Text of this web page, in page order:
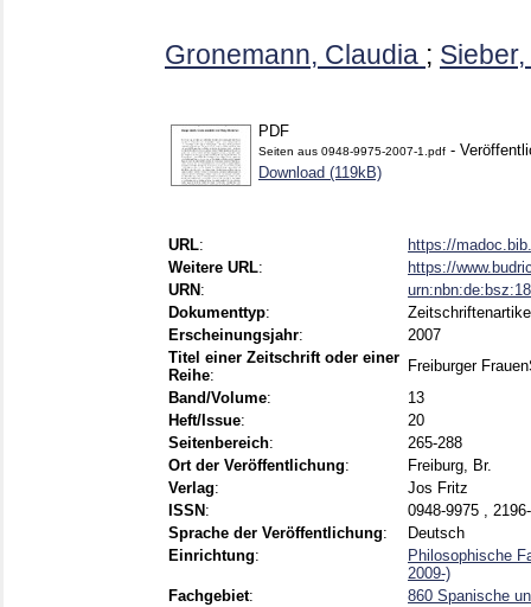
Gronemann, Claudia ;
PDF
Seiten aus 0948-9975-2007-1.pdf -
Download (119kB)
URL:
https://
Weitere URL:
https://
URN :
Dokumenttyp:
Erscheinungsjahr:
2007
Titel einer Zeitschrift oder einer
Reihe:
Freiburger
Band/Volume:
13
Heft/Issue:
20
Seitenbereich:
265-288
Ort der Veröffentlichung:
Freiburg, Br.
Verlag:
Jos Fritz
ISSN :
0948-9975 ,
Sprache der Veröffentlichung:
Deutsch
Einrichtung:
Philosophische
2009-)
Fachgebiet:
860 Spanische